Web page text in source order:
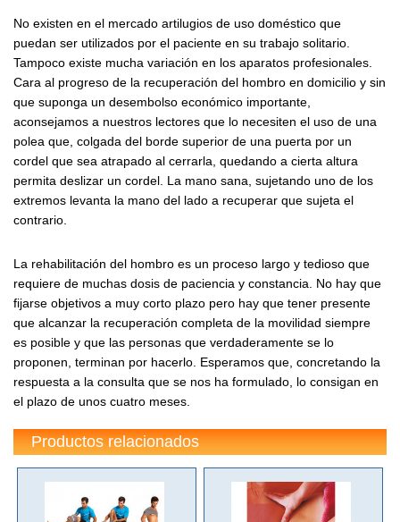
No existen en el mercado artilugios de uso doméstico que
puedan ser utilizados por el paciente en su trabajo solitario.
Tampoco existe mucha variación en los aparatos profesionales.
Cara al progreso de la recuperación del hombro en domicilio y sin
que suponga un desembolso económico importante,
aconsejamos a nuestros lectores que lo necesiten el uso de una
polea que, colgada del borde superior de una puerta por un
cordel que sea atrapado al cerrarla, quedando a cierta altura
permita deslizar un cordel. La mano sana, sujetando uno de los
extremos levanta la mano del lado a recuperar que sujeta el
contrario.
La rehabilitación del hombro es un proceso largo y tedioso que
requiere de muchas dosis de paciencia y constancia. No hay que
fijarse objetivos a muy corto plazo pero hay que tener presente
que alcanzar la recuperación completa de la movilidad siempre
es posible y que las personas que verdaderamente se lo
proponen, terminan por hacerlo. Esperamos que, concretando la
respuesta a la consulta que se nos ha formulado, lo consigan en
el plazo de unos cuatro meses.
Productos relacionados